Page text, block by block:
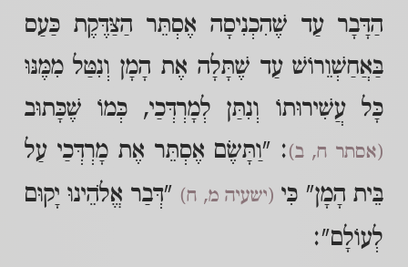
הַדָּבָר עַד שֶׁהִכְנִיסָה אֶסְתֵּר הַצַּדֶּקֶת כַּעַס
בַּאֲחַשְׁוֵרוֹשׁ עַד שֶׁתָּלָה אֶת הָמָן וְנִטַּל מִמֶּנּוּ
כָּל עֲשִׁירוּתוֹ וְנִתַּן לְמָרְדְּכַי, כְּמוֹ שֶׁכָּתוּב
(אסתר ח, ב): "וַתָּשֶׂם אֶסְתֵּר אֶת מָרְדְּכַי עַל
בֵּית הָמָן" כִּי (ישעיה מ, ח) "דְּבַר אֱלֹהֵינוּ יָקוּם
לְעוֹלָם":